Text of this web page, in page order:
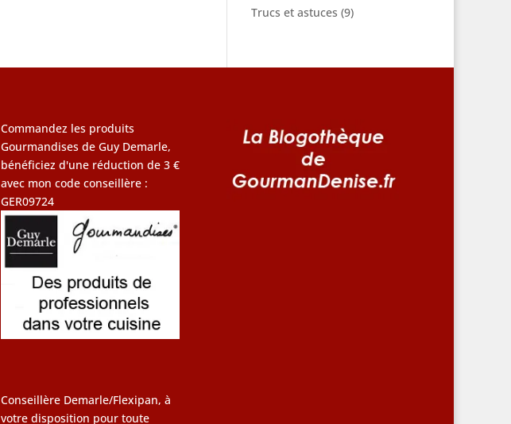
Trucs et astuces (9)
Commandez les produits
Gourmandises de Guy Demarle,
bénéficiez d'une réduction de 3 €
avec mon code conseillère :
GER09724
Conseillère Demarle/Flexipan, à
votre disposition pour toute